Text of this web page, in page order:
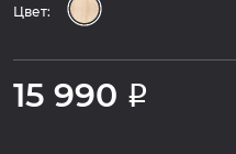
Цвет:
15 990 Р